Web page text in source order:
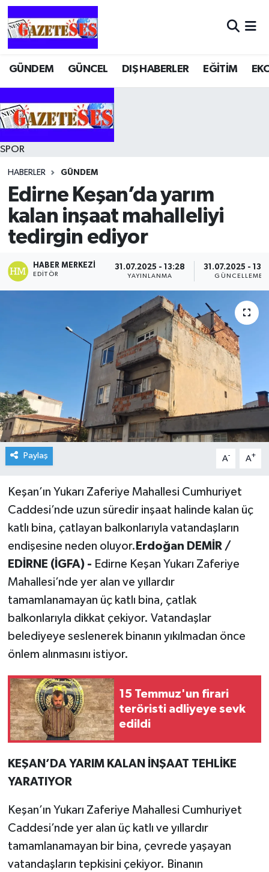
GÜNDEM GÜNCEL DIŞ HABERLER EĞİTİM
SPOR
HABERLER GÜNDEM
Edirne Keşan’da yarım
kalan inşaat mahalleliyi
tedirgin ediyor
HABER MERKEZI
EDITÖR
31.07.2025 - 13:28
YAYINLANMA
31.07.2025 -
GÜNCELLEME
Paylaş A- A+
Keşan’ın Yukarı Zaferiye Mahallesi Cumhuriyet
Caddesi’nde uzun süredir inşaat halinde kalan üç
katlı bina, çatlayan balkonlarıyla vatandaşların
endişesine neden oluyor. Erdoğan DEMİR /
EDİRNE (İGFA) - Edirne Keşan Yukarı Zaferiye
Mahallesi’nde yer alan ve yıllardır
tamamlanamayan üç katlı bina, çatlak
balkonlarıyla dikkat çekiyor. Vatandaşlar
belediyeye seslenerek binanın yıkılmadan önce
önlem alınmasını istiyor.
15 Temmuz'un firari
teröristi adliyeye sevk
edildi
KEŞAN’DA YARIM KALAN İNŞAAT TEHLİKE
YARATIYOR
Keşan’ın Yukarı Zaferiye Mahallesi Cumhuriyet
Caddesi’nde yer alan üç katlı ve yıllardır
tamamlanamayan bir bina, çevrede yaşayan
vatandaşların tepkisini çekiyor. Binanın